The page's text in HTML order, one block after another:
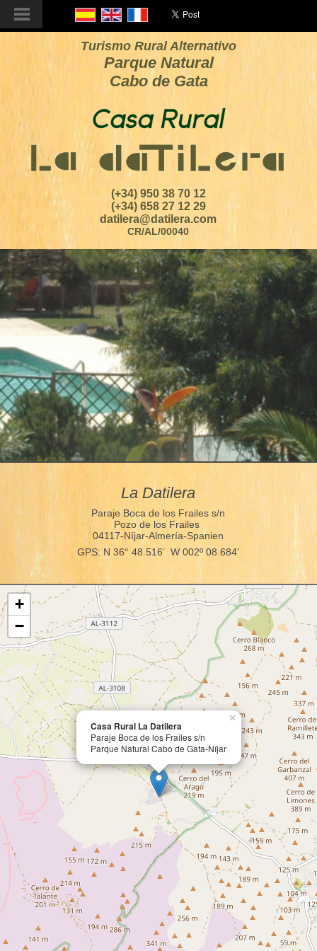
Turismo Rural Alternativo
Parque Natural
Cabo de Gata
(+34) 950 38 70 12
(+34) 658 27 12 29
datilera@datilera.com
CR/AL/00040
La Datilera
Paraje Boca de los Frailes s/n
Pozo de los Frailes
04117-Níjar-Almería-Spanien
GPS: N 36° 48.516’ W 002º 08.684’
Casa Rural La Datilera
Paraje Boca de los Frailes s/n
Parque Natural Cabo de Gata-Níjar
×
+
−